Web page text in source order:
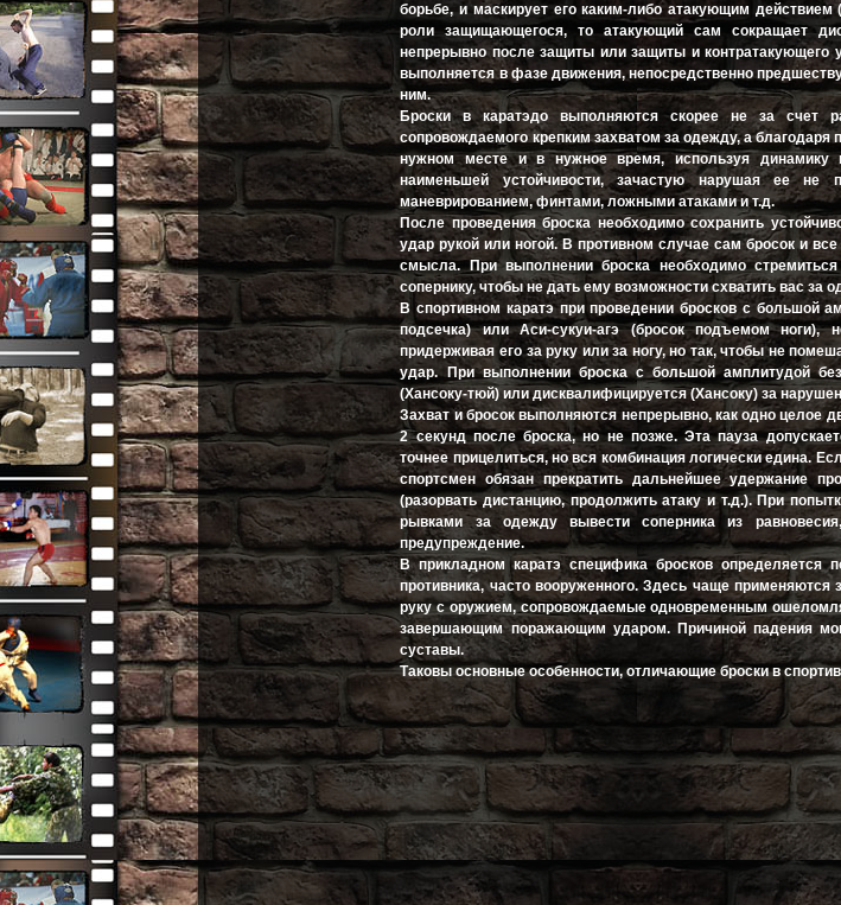
борьбе, и маскирует его каким-либо атакующим
роли защищающегося, то атакующий сам сокращает
непрерывно после защиты или защиты и контратакующего
выполняется в фазе движения, непосредственно
ним.
Броски в каратэдо выполняются скорее не за счет
сопровождаемого крепким захватом за одежду, а
нужном месте и в нужное время, используя динамику
наименьшей устойчивости, зачастую нарушая ее
маневрированием, финтами, ложными атаками и т.д.
После проведения броска необходимо сохранить
удар рукой или ногой. В противном случае сам бросок и
смысла. При выполнении броска необходимо
сопернику, чтобы не дать ему возможности схватить вас за
В спортивном каратэ при проведении бросков с большой
подсечка) или Аси-сукуи-агэ (бросок подъемом ноги),
придерживая его за руку или за ногу, но так, чтобы не
удар. При выполнении броска с большой амплитудой
(Хансоку-тюй) или дисквалифицируется (Хансоку) за
Захват и бросок выполняются непрерывно, как одно целое
2 секунд после броска, но не позже. Эта пауза
точнее прицелиться, но вся комбинация логически едина.
спортсмен обязан прекратить дальнейшее удержание
(разорвать дистанцию, продолжить атаку и т.д.). При
рывками за одежду вывести соперника из
предупреждение.
В прикладном каратэ специфика бросков определяется
противника, часто вооруженного. Здесь чаще
руку с оружием, сопровождаемые одновременным
завершающим поражающим ударом. Причиной падения
суставы.
Таковы основные особенности, отличающие броски в